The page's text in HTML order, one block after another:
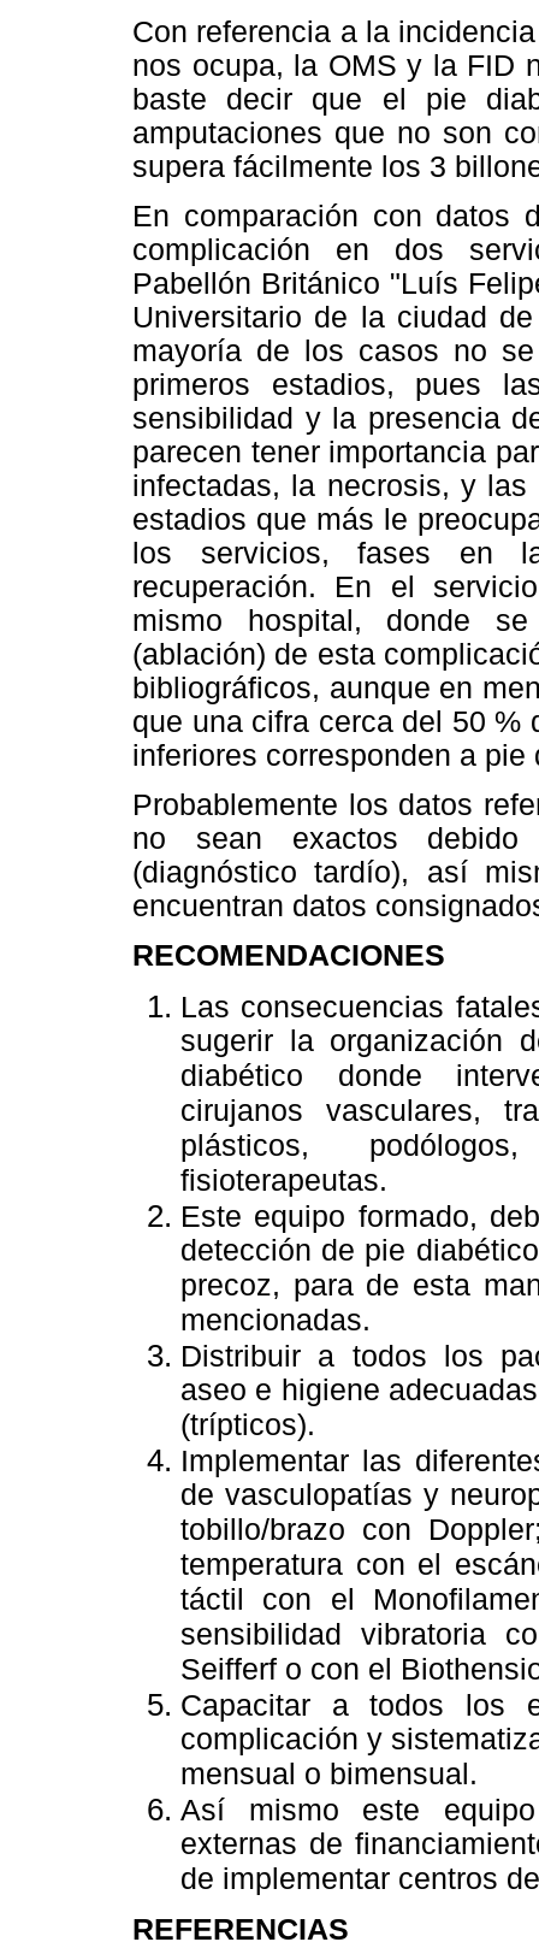
Con referencia a la
nos ocupa, la OMS y la FID
baste decir que el pie
amputaciones que no son
supera fácilmente los 3
En comparación con datos
complicación en dos
Pabellón Británico "Luís
Universitario de la ciudad
mayoría de los casos no
primeros estadios, pues
sensibilidad y la presencia
parecen tener importancia
infectadas, la necrosis, y
estadios que más le
los servicios, fases en
recuperación. En el
mismo hospital, donde
(ablación) de esta
bibliográficos, aunque en
que una cifra cerca del 50 %
inferiores corresponden a pie
Probablemente los datos
no sean exactos
(diagnóstico tardío), así
encuentran datos
RECOMENDACIONES
Las consecuencias
sugerir la organización
diabético donde
cirujanos vasculares,
plásticos,
fisioterapeutas.
Este equipo formado,
detección de pie
precoz, para de esta
mencionadas.
Distribuir a todos los
aseo e higiene
(trípticos).
Implementar las
de vasculopatías y
tobillo/brazo con
temperatura con el
táctil con el
sensibilidad vibratoria
Seifferf o con el
Capacitar a todos los
complicación y
mensual o bimensual.
Así mismo este
externas de
de implementar centros
REFERENCIAS